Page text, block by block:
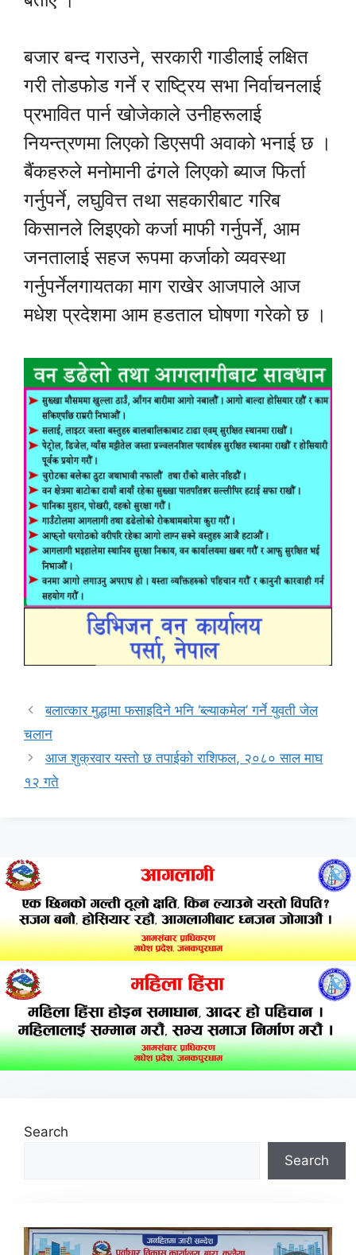
बजार बन्द गराउने, सरकारी गाडीलाई लक्षित
गरी तोडफोड गर्ने र राष्ट्रिय सभा निर्वाचनलाई
प्रभावित पार्न खोजेकाले उनीहरूलाई
नियन्त्रणमा लिएको डिएसपी अवाको भनाई छ ।
बैंकहरुले मनोमानी ढंगले लिएको ब्याज फिर्ता
गर्नुपर्ने, लघुवित्त तथा सहकारीबाट गरिब
किसानले लिइएको कर्जा माफी गर्नुपर्ने, आम
जनतालाई सहज रूपमा कर्जाको व्यवस्था
गर्नुपर्नेलगायतका माग राखेर आजपाले आज
मधेश प्रदेशमा आम हडताल घोषणा गरेको छ ।
बलात्कार मुद्धामा फसाइदिने भनि ‘ब्ल्याकमेल’ गर्ने युवती जेल
चलान
आज शुक्रवार यस्तो छ तपाईको राशिफल, २०८० साल माघ
१२ गते
Search
Search